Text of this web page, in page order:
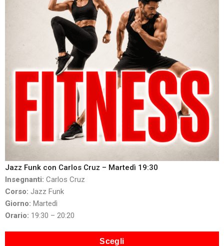
Jazz Funk con Carlos Cruz – Martedì 19:30
Insegnanti: Carlos Cruz
Corso: Jazz Funk
Giorno: Martedì
Orario: 19:30 – 20:20
Scegli